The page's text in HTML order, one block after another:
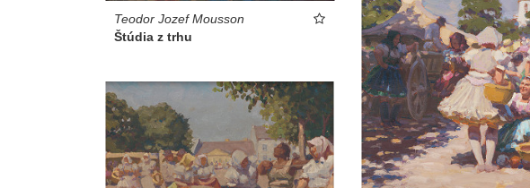
Teodor Jozef Mousson
Štúdia z trhu